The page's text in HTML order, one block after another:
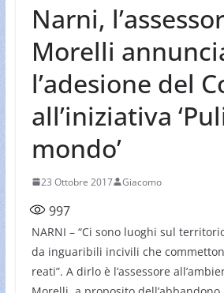
Narni,
Morelli
l’adesione del
all’iniziativa
mondo’
23 Ottobre 2017 Giacomo
997
NARNI – “Ci sono luoghi sul
da inguaribili incivili che
reati”. A dirlo è l’assessore